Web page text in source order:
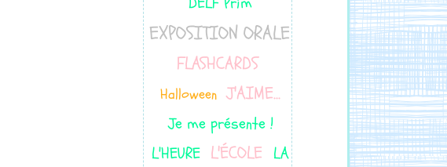
EXPOSITION ORALE
FLASHCARDS
Halloween J'AIME...
Je me présente !
L'HEURE L'ÉCOLE LA